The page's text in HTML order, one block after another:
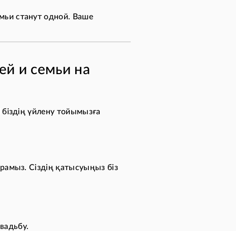
станут одной. Ваше
и семьи на
үйлену тойымызға
Сіздің қатысуыңыз біз